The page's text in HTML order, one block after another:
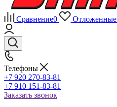
Сравнение0 Отложенные
Телефоны
+7 920 270-83-81
+7 910 151-83-81
Заказать звонок